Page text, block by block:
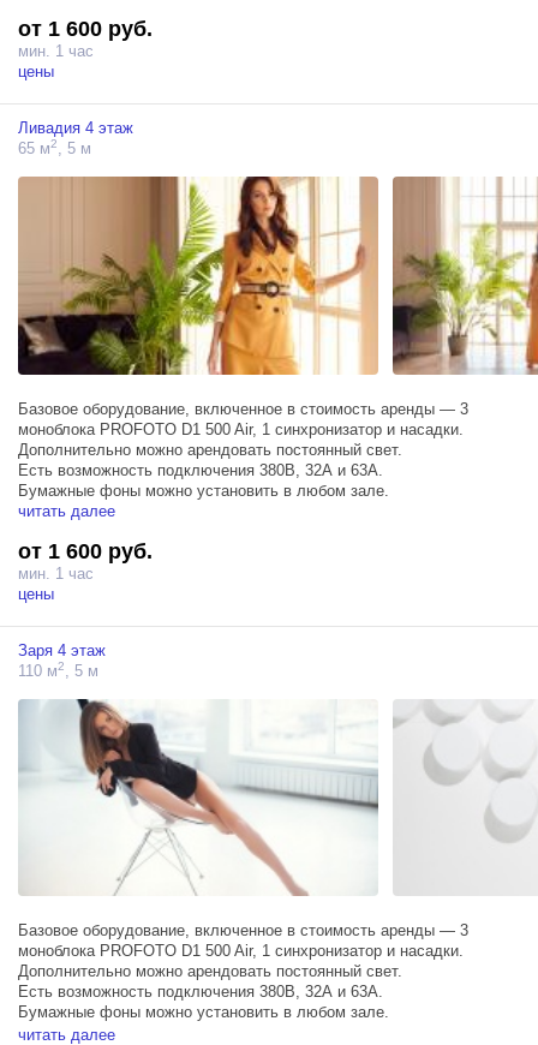
от 1 600 руб.
мин. 1 час
цены
Ливадия 4 этаж
65 м2, 5 м
Базовое оборудование, включенное в стоимость аренды — 3
моноблока PROFOTO D1 500 Air, 1 синхронизатор и насадки.
Дополнительно можно арендовать постоянный свет.
Есть возможность подключения 380В, 32А и 63А.
Бумажные фоны можно установить в любом зале.
читать далее
от 1 600 руб.
мин. 1 час
цены
Заря 4 этаж
110 м2 , 5 м
Базовое оборудование, включенное в стоимость аренды — 3
моноблока PROFOTO D1 500 Air, 1 синхронизатор и насадки.
Дополнительно можно арендовать постоянный свет.
Есть возможность подключения 380В, 32А и 63А.
Бумажные фоны можно установить в любом зале.
Размер циклорамы — вылет: 4 м., ширина 5 м. Использование
читать далее